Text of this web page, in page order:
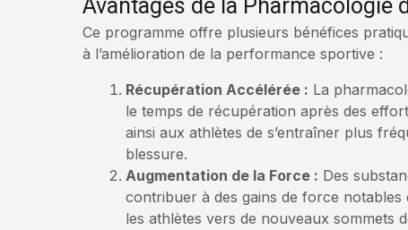
Avantages de la Pharmacologie
Ce programme offre plusieurs bénéfices
à l’amélioration de la performance sportive :
Récupération Accélérée : La
le temps de récupération après des
ainsi aux athlètes de s’entraîner plus
blessure.
Augmentation de la Force : Des
contribuer à des gains de force
les athlètes vers de nouveaux sommets